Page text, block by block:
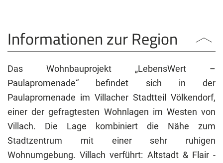
Informationen zur Region
Das Wohnbauprojekt „LebensWert –
Paulapromenade“ befindet sich in der
Paulapromenade im Villacher Stadtteil Völkendorf,
einer der gefragtesten Wohnlagen im Westen von
Villach. Die Lage kombiniert die Nähe zum
Stadtzentrum mit einer sehr ruhigen
Wohnumgebung. Villach verführt: Altstadt & Flair -